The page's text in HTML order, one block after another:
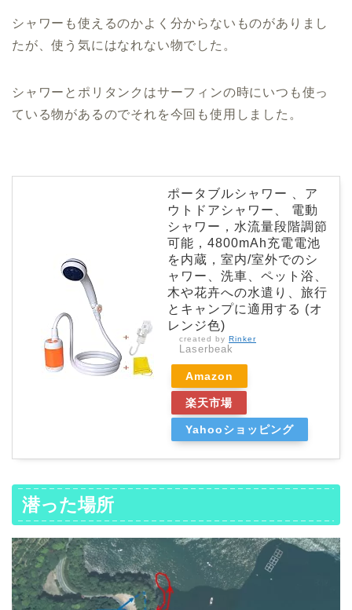
シャワーも使えるのかよく分からないものがありまし
たが、使う気にはなれない物でした。
シャワーとポリタンクはサーフィンの時にいつも使っ
ている物があるのでそれを今回も使用しました。
ポータブルシャワー 、ア
ウトドアシャワー、 電動
シャワー，水流量段階調節
可能，4800mAh充電電池
を内蔵，室内/室外でのシ
ャワー、洗車、ペット浴、
木や花卉への水遣り、旅行
とキャンプに適用する (オ
レンジ色)
created by Rinker
Laserbeak
Amazon
楽天市場
Yahooショッピング
潜った場所